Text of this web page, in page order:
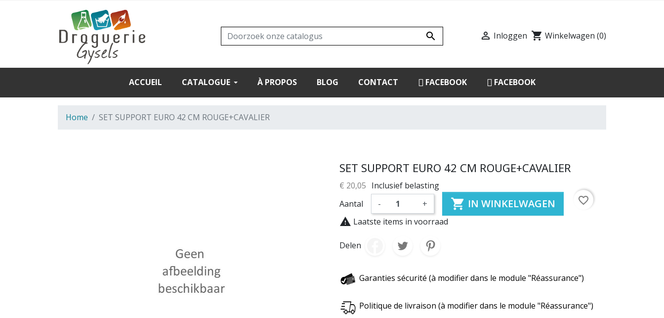
  Inloggen shopping_cart Winkelwagen (0)
ACCUEIL CATALOGUE À PROPOS BLOG CONTACT FACEBOOK FACEBOOK
Home SET SUPPORT EURO 42 CM ROUGE+CAVALIER
SET SUPPORT EURO 42 CM ROUGE+CAVALIER
€ 20,05 Inclusief belasting
Aantal
- +  IN WINKELWAGEN
favorite_border
 Laatste items in voorraad
Delen
Garanties sécurité (à modifier dans le module "Réassurance")
Politique de livraison (à modifier dans le module "Réassurance")